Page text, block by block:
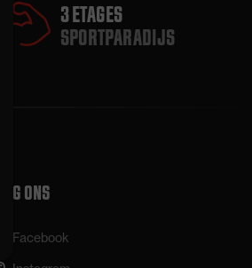
3 ETAGES
SPORTPARADIJS
VOLG ONS
Facebook